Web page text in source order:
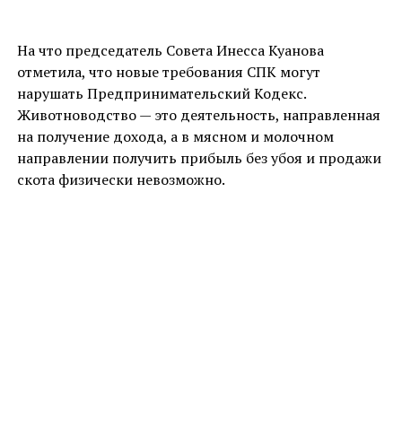
На что председатель Совета Инесса Куанова
отметила, что новые требования СПК могут
нарушать Предпринимательский Кодекс.
Животноводство — это деятельность, направленная
на получение дохода, а в мясном и молочном
направлении получить прибыль без убоя и продажи
скота физически невозможно.